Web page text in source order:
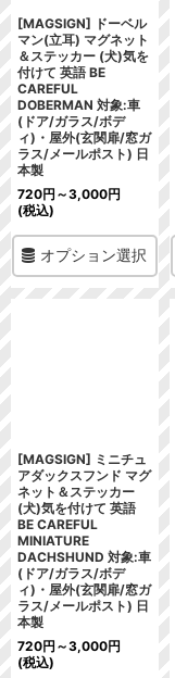
[MAGSIGN] ドーベル
マン(立耳) マグネット
＆ステッカー (犬)気を
付けて 英語 BE
CAREFUL
DOBERMAN 対象:車
(ドア/ガラス/ボデ
ィ)・屋外(玄関扉/窓ガ
ラス/メールポスト) 日
本製
720円 ～3,000円
(税込)
オプション選択
[MAGSIGN] ミニチュ
アダックスフンド マグ
ネット＆ステッカー
(犬)気を付けて 英語
BE CAREFUL
MINIATURE
DACHSHUND 対象:車
(ドア/ガラス/ボデ
ィ)・屋外(玄関扉/窓ガ
ラス/メールポスト) 日
本製
720円 ～3,000円
(税込)